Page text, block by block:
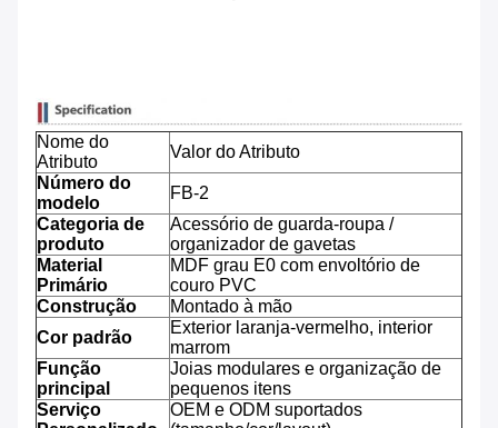
Nome do
Atributo
Valor do Atributo
Número do
modelo
FB-2
Categoria de
produto
Acessório de guarda-roupa /
organizador de gavetas
Material
Primário
MDF grau E0 com envoltório de
couro PVC
Construção
Montado à mão
Cor padrão
Exterior laranja-vermelho, interior
marrom
Função
principal
Joias modulares e organização de
pequenos itens
Serviço
OEM e ODM suportados